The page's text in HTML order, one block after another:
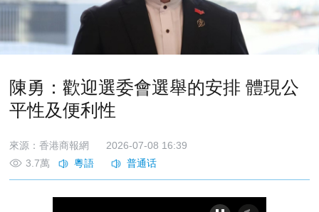
陳勇：歡迎選委會選舉的安排 體現公
平性及便利性
來源：香港商報網
2026-07-08 16:39
3.7萬